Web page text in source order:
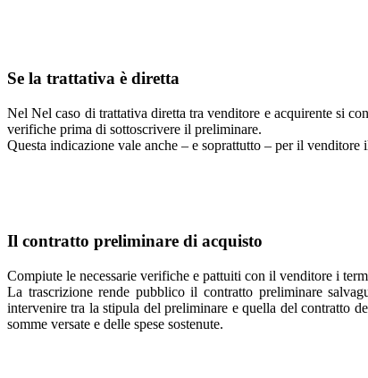
Se la trattativa è diretta
Nel Nel caso di trattativa diretta tra venditore e acquirente si
verifiche prima di sottoscrivere il preliminare.
Questa indicazione vale anche – e soprattutto – per il
Il contratto preliminare di acquisto
Compiute le necessarie verifiche e pattuiti con il venditore i
La trascrizione rende pubblico il contratto preliminare
intervenire tra la stipula del preliminare e quella del contratto
somme versate e delle spese sostenute.